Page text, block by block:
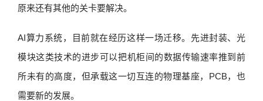
原来还有其他的关卡要解决。
AI算力系统，目前就在经历这样一场迁移。先进封装、光
模块这类技术的进步可以把机柜间的数据传输速率推到前
所未有的高度，但承载这一切互连的物理基座，PCB，也
需要新的发展。